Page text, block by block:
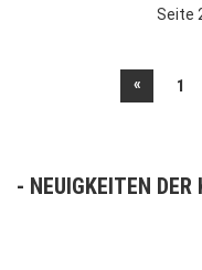
Seite
« 1
NEUIGKEITEN